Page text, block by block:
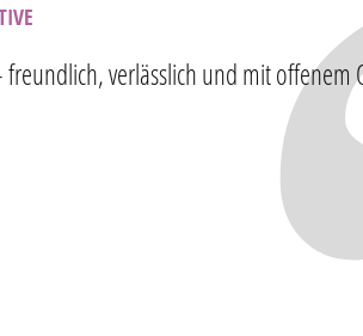
verlässlich und mit offenem